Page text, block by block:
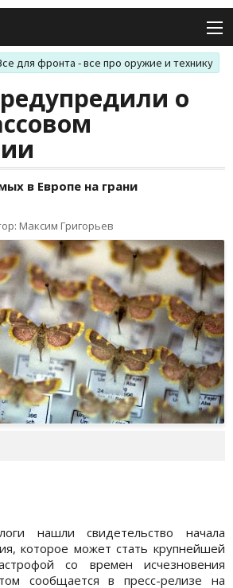
для фронта - все про оружие и технику
о
в Европе на грани
Максим Григорьев
нашли свидетельство начала
которое может стать крупнейшей
со времен исчезновения
сообщается в пресс-релизе на